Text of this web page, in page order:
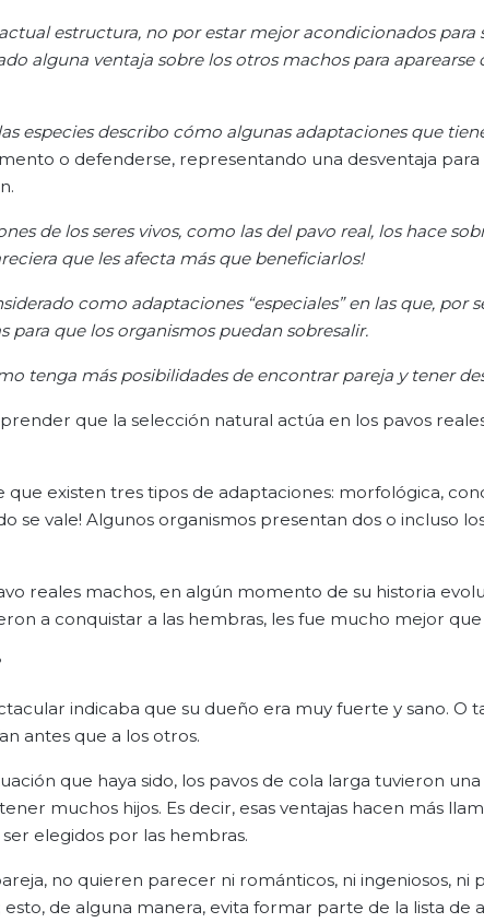
estructura, no por estar mejor acondicionados para
alguna ventaja sobre los otros machos para aparearse
especies describo cómo algunas adaptaciones que
o defenderse, representando una desventaja
de los seres vivos, como las del pavo real, los hace
que les afecta más que beneficiarlos!
como adaptaciones “especiales” en las que,
para que los organismos puedan sobresalir.
tenga más posibilidades de encontrar pareja y tener
que la selección natural actúa en los pavos
que existen tres tipos de adaptaciones: morfológica,
se vale! Algunos organismos presentan dos o incluso
reales machos, en algún momento de su historia
a conquistar a las hembras, les fue mucho mejor que
indicaba que su dueño era muy fuerte y sano. O
antes que a los otros.
que haya sido, los pavos de cola larga tuvieron
muchos hijos. Es decir, esas ventajas hacen más
elegidos por las hembras.
no quieren parecer ni románticos, ni ingeniosos, ni
de alguna manera, evita formar parte de la lista de